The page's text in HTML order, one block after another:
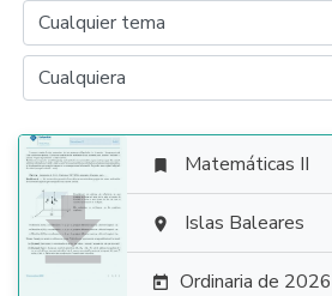

 Matemáticas II
 Islas Baleares
 Ordinaria de 2026